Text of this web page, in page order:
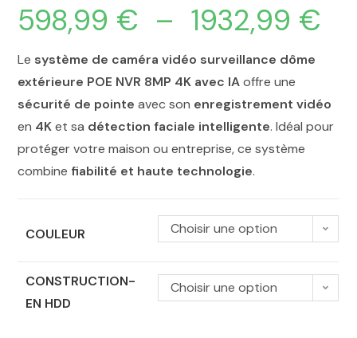
598,99 € – 1932,99 €
Le système de caméra vidéo surveillance dôme
extérieure POE NVR 8MP 4K avec IAoffre une
sécurité de pointe avec son enregistrement vidéo
en 4Ket sa détection faciale intelligente. Idéal pour
protéger votre maison ou entreprise, ce système
combine fiabilité et haute technologie.
COULEUR Choisir une option
CONSTRUCTION-
EN HDD
Choisir une option